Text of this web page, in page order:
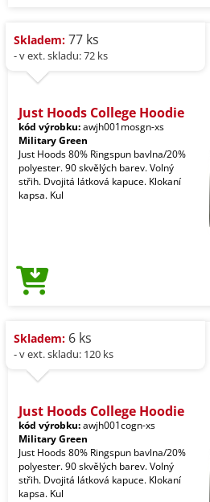
Skladem: 77 ks
- v ext. skladu: 72 ks
Just Hoods College Hoodie
kód výrobku:awjh001mosgn-xs
Military Green
Just Hoods 80% Ringspun bavlna/20%
polyester. 90 skvělých barev. Volný
střih. Dvojitá látková kapuce. Klokaní
kapsa. Kul
Skladem: 6 ks
- v ext. skladu: 120 ks
Just Hoods College Hoodie
kód výrobku:awjh001cogn-xs
Military Green
Just Hoods 80% Ringspun bavlna/20%
polyester. 90 skvělých barev. Volný
střih. Dvojitá látková kapuce. Klokaní
kapsa. Kul